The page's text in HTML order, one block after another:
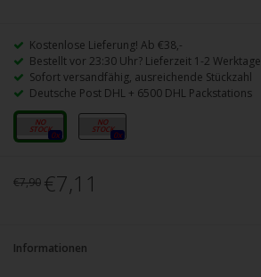
Kostenlose Lieferung! Ab €38,-
Bestellt vor 23:30 Uhr? Lieferzeit 1-2 Werktage
Sofort versandfähig, ausreichende Stückzahl
Deutsche Post DHL + 6500 DHL Packstations
10mg
0x
20mg
0x
€7,90 €7,11
Informationen